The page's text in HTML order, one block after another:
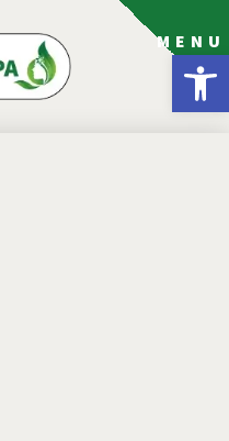
פתח סרגל נגישות
MENU